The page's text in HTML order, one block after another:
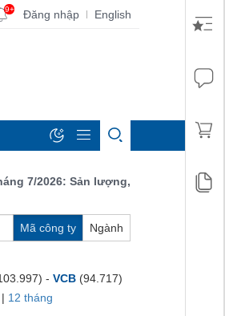
9+ Đăng nhập | English
7/2026: Sản lượng, số lượng đơn đặt
Mã công ty Ngành
- VCB (94.717)
| 12 tháng